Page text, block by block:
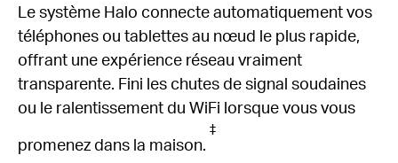
Le système Halo connecte automatiquement vos
téléphones ou tablettes au nœud le plus rapide,
offrant une expérience réseau vraiment
transparente. Fini les chutes de signal soudaines
ou le ralentissement du WiFi lorsque vous vous
promenez dans la maison.
‡